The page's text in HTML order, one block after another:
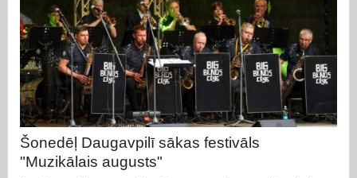
Šonedēļ Daugavpilī sākas festivāls
"Muzikālais augusts"